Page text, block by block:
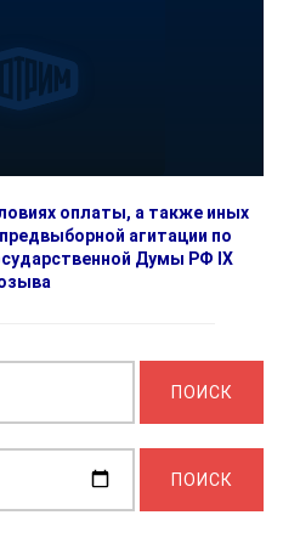
оплаты, а также иных
агитации по
Думы РФ IX